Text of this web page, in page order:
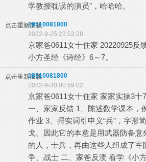
学教授耽误的演员”，哈哈哈。
点击重新加载18510081800
2022-9-25 23:53:28
京家爸0611女十住家 20220925反
小方圣经《诗经》6～7。
点击重新加载18510081800
2022-9-30 00:59:02
京家爸0611女十住家 家家实操3十
一、家家反馈 1、陈述数学课本，
作业 3、捋实词引申义“兵”，字形
戈。因此它的本意是用武器防备意
的人，士兵，再由这些人组成了
争、战士 二、家爸反溃 看学《小